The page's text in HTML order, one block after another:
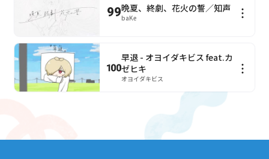
99晩夏、終劇、花火の誓／知声
baKe
早退 - オヨイダキビス feat.カ
ゼヒキ
オヨイダキビス